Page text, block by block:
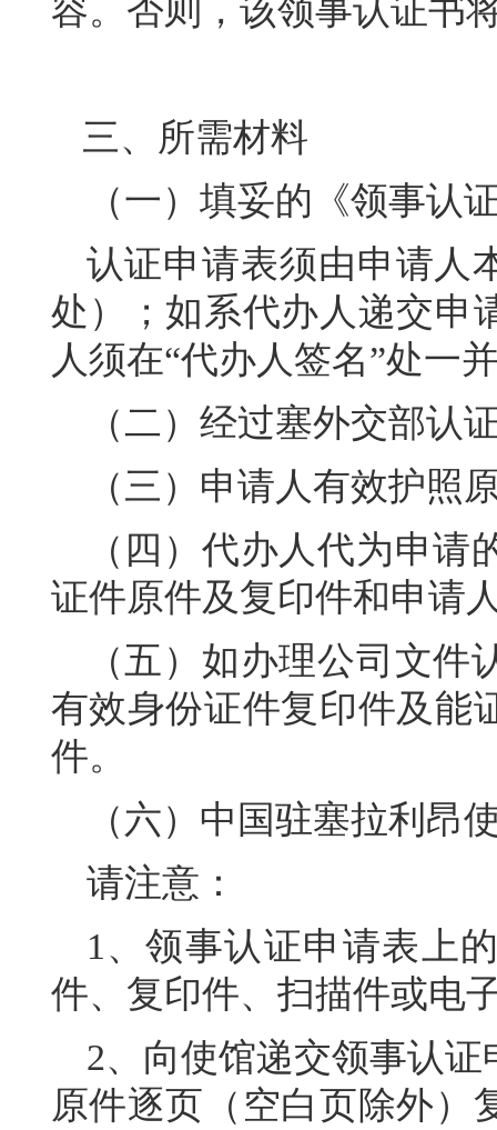
容。否则，该领事认证书
三、所需材料
（一）填妥的《领事认
认证申请表须由申请人
处）；如系代办人递交申
人须在“代办人签名”处一
（二）经过塞外交部认
（三）申请人有效护照
（四）代办人代为申
证件原件及复印件和申请
（五）如办理公司文
有效身份证件复印件及能
件。
（六）中国驻塞拉利昂
请注意：
1、领事认证申请表上
件、复印件、扫描件或电
2、向使馆递交领事认
原件逐页（空白页除外）